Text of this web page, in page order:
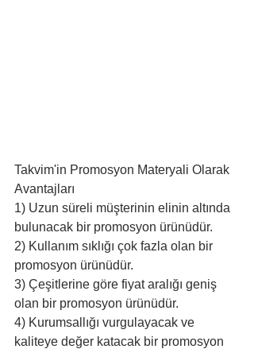
Takvim'in Promosyon Materyali Olarak
Avantajları
1) Uzun süreli müşterinin elinin altında
bulunacak bir promosyon ürünüdür.
2) Kullanım sıklığı çok fazla olan bir
promosyon ürünüdür.
3) Çeşitlerine göre fiyat aralığı geniş
olan bir promosyon ürünüdür.
4) Kurumsallığı vurgulayacak ve
kaliteye değer katacak bir promosyon